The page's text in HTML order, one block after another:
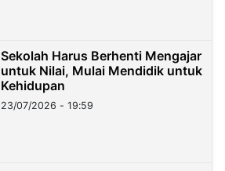
Sekolah Harus Berhenti Mengajar
untuk Nilai, Mulai Mendidik untuk
Kehidupan
23/07/2026 - 19:59